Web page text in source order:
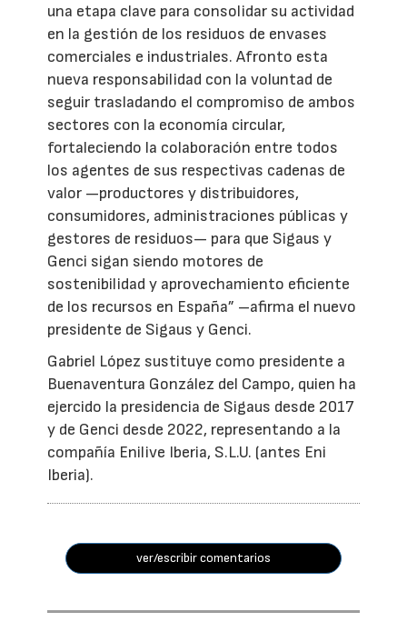
una etapa clave para consolidar su actividad
en la gestión de los residuos de envases
comerciales e industriales. Afronto esta
nueva responsabilidad con la voluntad de
seguir trasladando el compromiso de ambos
sectores con la economía circular,
fortaleciendo la colaboración entre todos
los agentes de sus respectivas cadenas de
valor —productores y distribuidores,
consumidores, administraciones públicas y
gestores de residuos— para que Sigaus y
Genci sigan siendo motores de
sostenibilidad y aprovechamiento eficiente
de los recursos en España” –afirma el nuevo
presidente de Sigaus y Genci.
Gabriel López sustituye como presidente a
Buenaventura González del Campo, quien ha
ejercido la presidencia de Sigaus desde 2017
y de Genci desde 2022, representando a la
compañía Enilive Iberia, S.L.U. (antes Eni
Iberia).
ver/escribir comentarios